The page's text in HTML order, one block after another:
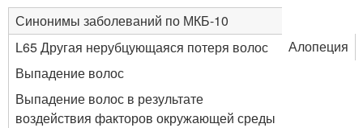
Синонимы заболеваний по МКБ-10
L65 Другая нерубцующаяся потеря волос
Алопеция
Выпадение волос
Выпадение волос в результате
воздействия факторов окружающей среды